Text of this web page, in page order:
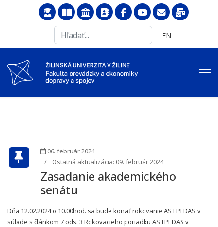
...
Vyberte váš jazyk
EN
06. február 2024
Ostatná aktualizácia: 09. február 2024
Zasadanie akademického
senátu
Dňa 12.02.2024 o 10.00hod. sa bude konať rokovanie AS FPEDAS v
súlade s článkom 7 ods. 3 Rokovacieho poriadku AS FPEDAS v